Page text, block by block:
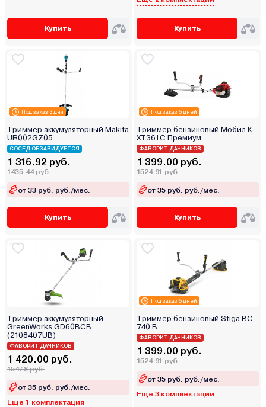
Купить Купить
Под заказ 3 дня
Триммер аккумуляторный Makita
UR002GZ05
СОСЕД ОБЗАВИДУЕТСЯ
1 316.92 руб.
1435.44 руб.
от 33 руб. руб./мес.
Купить
Под заказ 5 дней
Триммер бензиновый Мобил К
XT361C Премиум
ФАВОРИТ ДАЧНИКОВ
1 399.00 руб.
1524.91 руб.
от 35 руб. руб./мес.
Купить
Триммер аккумуляторный
GreenWorks GD60BCB
(2108407UB)
ФАВОРИТ ДАЧНИКОВ
1 420.00 руб.
1547.8 руб.
от 35 руб. руб./мес.
Еще 1 комплектация
Под заказ 5 дней
Триммер бензиновый Stiga BC
740 B
ФАВОРИТ ДАЧНИКОВ
1 399.00 руб.
1524.91 руб.
от 35 руб. руб./мес.
Еще 3 комплектации